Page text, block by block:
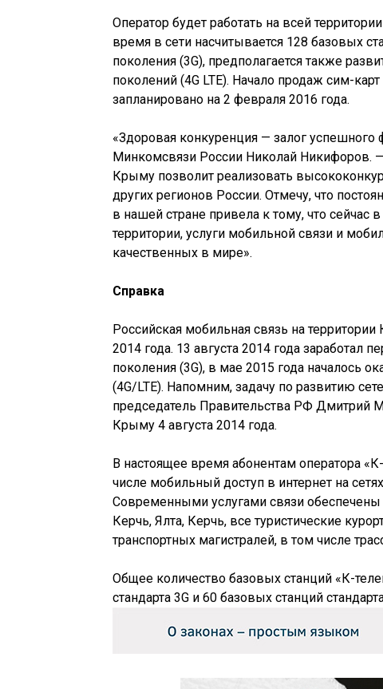
Оператор будет работать на всей
время в сети насчитывается 128 базовых
поколения (3G), предполагается также
поколений (4G LTE). Начало продаж сим-
запланировано на 2 февраля 2016 года.
«Здоровая конкуренция — залог
Минкомсвязи России Николай Никифоров.
Крыму позволит реализовать
других регионов России. Отмечу, что
в нашей стране привела к тому, что
территории, услуги мобильной связи и
качественных в мире».
Справка
Российская мобильная связь на
2014 года. 13 августа 2014 года заработал
поколения (3G), в мае 2015 года началось
(4G/LTE). Напомним, задачу по развитию
председатель Правительства РФ Дмитрий
Крыму 4 августа 2014 года.
В настоящее время абонентам оператора
числе мобильный доступ в интернет на
Современными услугами связи
Керчь, Ялта, Керчь, все туристические
транспортных магистралей, в том числе
Общее количество базовых станций «К-
стандарта 3G и 60 базовых станций